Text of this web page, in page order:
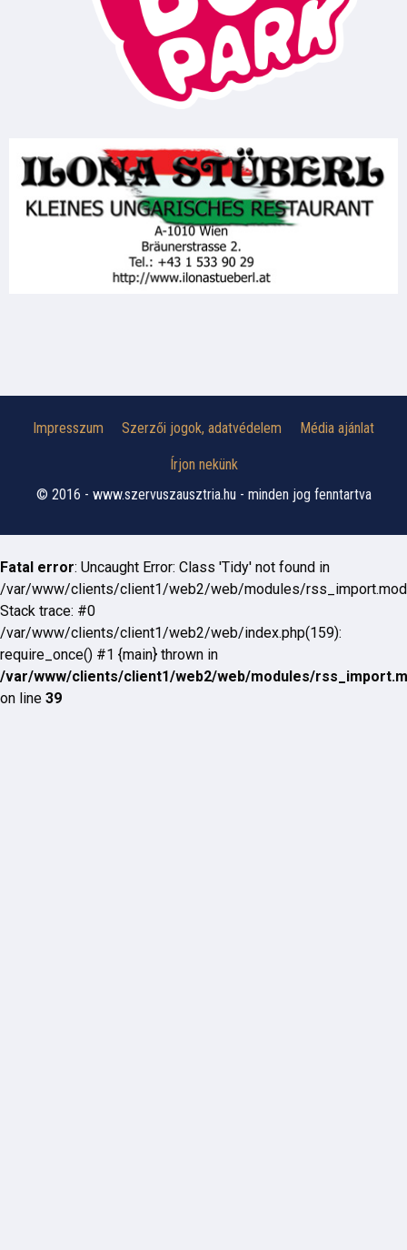
Impresszum Szerzői jogok, adatvédelem Média ajánlat
Írjon nekünk
© 2016 - www.szervuszausztria.hu - minden jog fenntartva
Fatal error: Uncaught Error: Class 'Tidy' not found in
/var/www/clients/client1/web2/web/modules/
Stack trace: #0
/var/www/clients/client1/web2/web/index.php(159):
require_once() #1 {main} thrown in
/var/www/clients/client1/web2/web/modules/
on line 39